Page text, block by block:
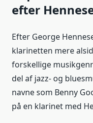
efter
Efter George
klarinetten mere
forskellige
del af jazz- og
navne som Benny
på en klarinet med